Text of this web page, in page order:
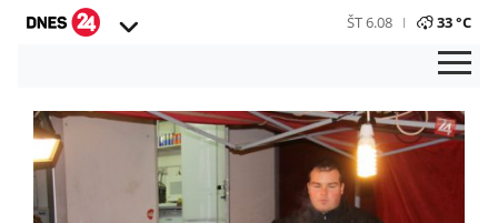
ŠT 6.08 33 °C